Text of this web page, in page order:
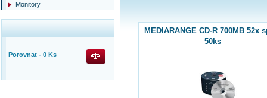
MEDIARANGE CD-R 700MB 52x
50ks
Monitory
Porovnat - 0 Ks